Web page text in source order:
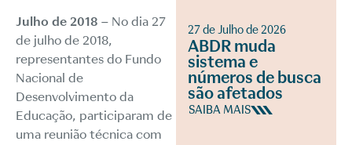
Julho de 2018 – No dia 27
de julho de 2018,
representantes do Fundo
Nacional de
Desenvolvimento da
Educação, participaram de
uma reunião técnica com
27 de Julho de 2026
ABDR muda
sistema e
números de busca
são afetados
SAIBA MAIS